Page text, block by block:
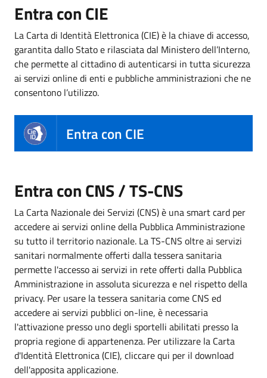
Entra con CIE
La Carta di Identità Elettronica (CIE) è la chiave di accesso,
garantita dallo Stato e rilasciata dal Ministero dell’Interno,
che permette al cittadino di autenticarsi in tutta sicurezza
ai servizi online di enti e pubbliche amministrazioni che ne
consentono l’utilizzo.
Entra con CIE
Entra con CNS / TS-CNS
La Carta Nazionale dei Servizi (CNS) è una smart card per
accedere ai servizi online della Pubblica Amministrazione
su tutto il territorio nazionale. La TS-CNS oltre ai servizi
sanitari normalmente offerti dalla tessera sanitaria
permette l'accesso ai servizi in rete offerti dalla Pubblica
Amministrazione in assoluta sicurezza e nel rispetto della
privacy. Per usare la tessera sanitaria come CNS ed
accedere ai servizi pubblici on-line, è necessaria
l'attivazione presso uno degli sportelli abilitati presso la
propria regione di appartenenza. Per utilizzare la Carta
d'Identità Elettronica (CIE), cliccare qui per il download
dell'apposita applicazione.